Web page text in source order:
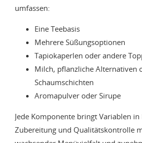
umfassen:
Eine Teebasis
Mehrere Süßungsoptionen
Tapiokaperlen oder andere
Milch, pflanzliche Alternativen
Schaumschichten
Aromapulver oder Sirupe
Jede Komponente bringt Variablen in
Zubereitung und Qualitätskontrolle